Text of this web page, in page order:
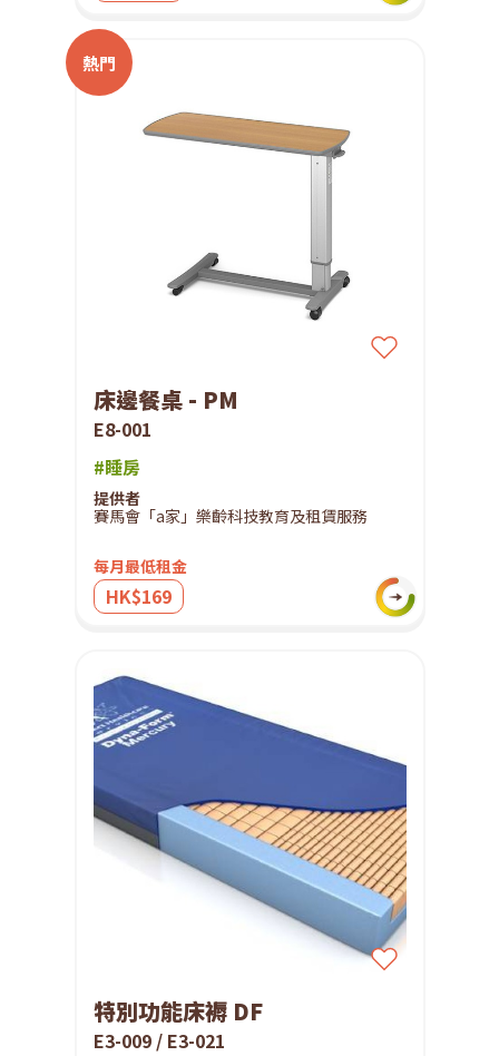
熱門
床邊餐桌 - PM
E8-001
#睡房
提供者
賽馬會「a家」樂齡科技教育及租賃服務
每月最低租金
HK$169
特別功能床褥 DF
E3-009 / E3-021